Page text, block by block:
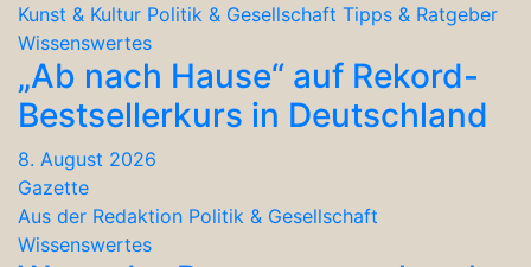
Kunst & Kultur Politik & Gesellschaft Tipps & Ratgeber
Wissenswertes
„Ab nach Hause“ auf Rekord-
Bestsellerkurs in Deutschland
8. August 2026
Gazette
Aus der Redaktion Politik & Gesellschaft
Wissenswertes